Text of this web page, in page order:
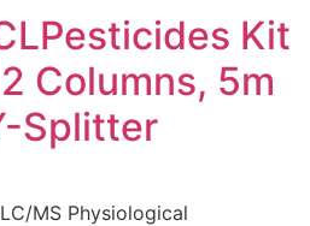
Kit
Columns, 5m
Splitter
MS Physiological